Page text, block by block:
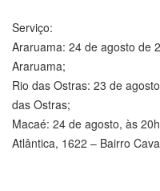
Serviço:
Araruama: 24 de agosto de
Araruama;
Rio das Ostras: 23 de
das Ostras;
Macaé: 24 de agosto, às
Atlântica, 1622 – Bairro